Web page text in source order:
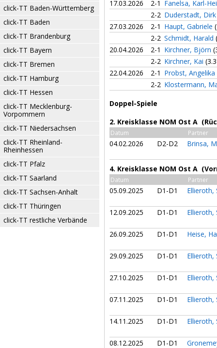
click-TT Baden-Württemberg
click-TT Baden
click-TT Brandenburg
click-TT Bayern
click-TT Bremen
click-TT Hamburg
click-TT Hessen
click-TT Mecklenburg-
Vorpommern
click-TT Niedersachsen
click-TT Rheinland-
Rheinhessen
click-TT Pfalz
click-TT Saarland
click-TT Sachsen-Anhalt
click-TT Thüringen
click-TT restliche Verbände
17.03.2026
2-1 Fanelsa, Karl-
2-2 Duderstadt,
27.03.2026
2-1 Haupt, Gabriele
2-2 Schmidt, Harald
20.04.2026
2-1 Kirchner, Björn
2-2 Kirchner, Kai
22.04.2026
2-1 Probst, Angelika
2-2 Klostermann,
Doppel-Spiele
2. Kreisklasse NOM Ost A
Datum Partner
04.02.2026 D2-D2 Brinsa,
4. Kreisklasse NOM Ost A
Datum Partner
05.09.2025 D1-D1 Ellieroth,
12.09.2025 D1-D1 Ellieroth,
26.09.2025 D1-D1 Heise,
29.09.2025 D1-D1 Ellieroth,
27.10.2025 D1-D1 Ellieroth,
07.11.2025 D1-D1 Ellieroth,
14.11.2025 D1-D1 Ellieroth,
08.12.2025 D1-D1